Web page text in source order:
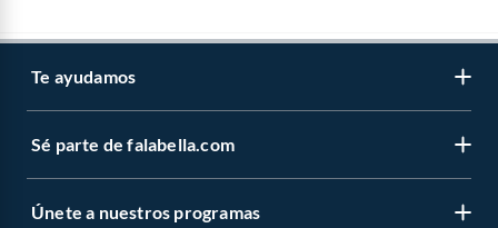
Te ayudamos
Sé parte de falabella.com
Únete a nuestros programas